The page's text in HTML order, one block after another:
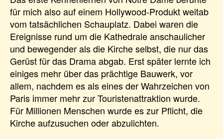
für mich also auf einem Hollywood-Produkt weitab
vom tatsächlichen Schauplatz. Dabei waren die
Ereignisse rund um die Kathedrale anschaulicher
und bewegender als die Kirche selbst, die nur das
Gerüst für das Drama abgab. Erst später lernte ich
einiges mehr über das prächtige Bauwerk, vor
allem, nachdem es als eines der Wahrzeichen von
Paris immer mehr zur Touristenattraktion wurde.
Für Millionen Menschen wurde es zur Pflicht, die
Kirche aufzusuchen oder abzulichten.